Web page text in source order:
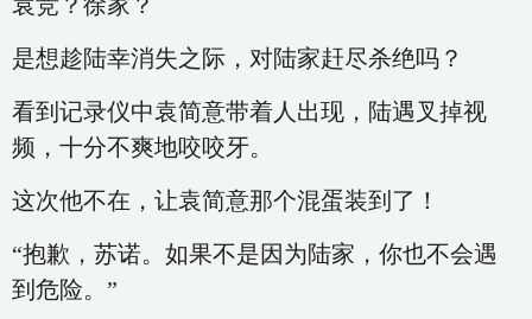
是想趁陆幸消失之际，对陆家赶尽杀绝吗？
看到记录仪中袁简意带着人出现，陆遇叉掉视
频，十分不爽地咬咬牙。
这次他不在，让袁简意那个混蛋装到了！
“抱歉，苏诺。如果不是因为陆家，你也不会遇
到危险。”